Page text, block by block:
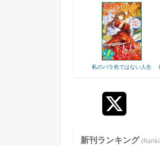
私のバラ色ではない人生 後
新刊ランキング